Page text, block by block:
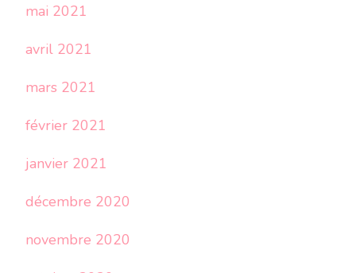
mai 2021
avril 2021
mars 2021
février 2021
janvier 2021
décembre 2020
novembre 2020